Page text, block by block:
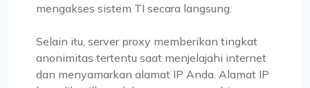
mengakses sistem TI secara langsung.
Selain itu, server proxy memberikan tingkat
anonimitas tertentu saat menjelajahi internet
dan menyamarkan alamat IP Anda. Alamat IP